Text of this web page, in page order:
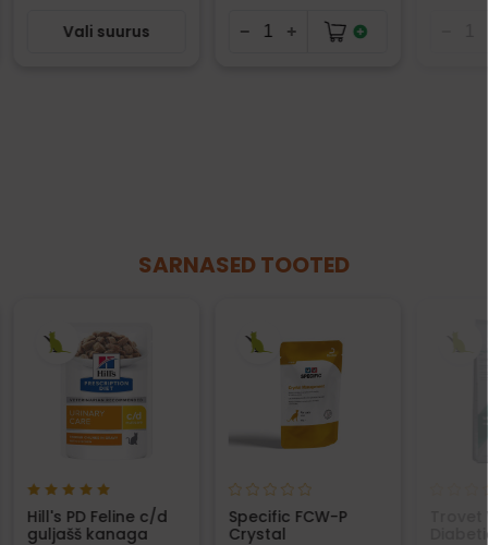
Vali suurus
SARNASED TOOTED
Hill's PD Feline c/d
guljašš kanaga
Specific FCW-P
Crystal